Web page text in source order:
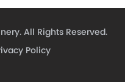
All Rights Reserved.
Policy